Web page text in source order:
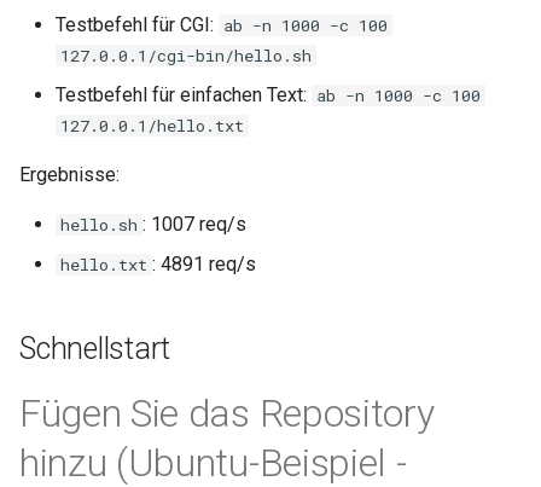
memcached
mlcache
murmurhash2
mysql
nettle
Testbefehl für CGI: ab -n 1000 -c 100
127.0.0.1/cgi-bin/hello.sh
Testbefehl für einfachen Text: ab -n 1000 -c 100
127.0.0.1/hello.txt
Ergebnisse:
hello.sh : 1007 req/s
hello.txt : 4891 req/s
Schnellstart
Fügen Sie das Repository
hinzu (Ubuntu-Beispiel -